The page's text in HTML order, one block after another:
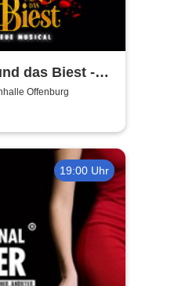
das Biest -
Offenburg
19:00 Uhr